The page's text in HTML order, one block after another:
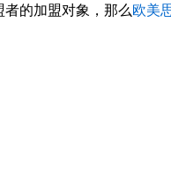
的加盟对象，那么欧美